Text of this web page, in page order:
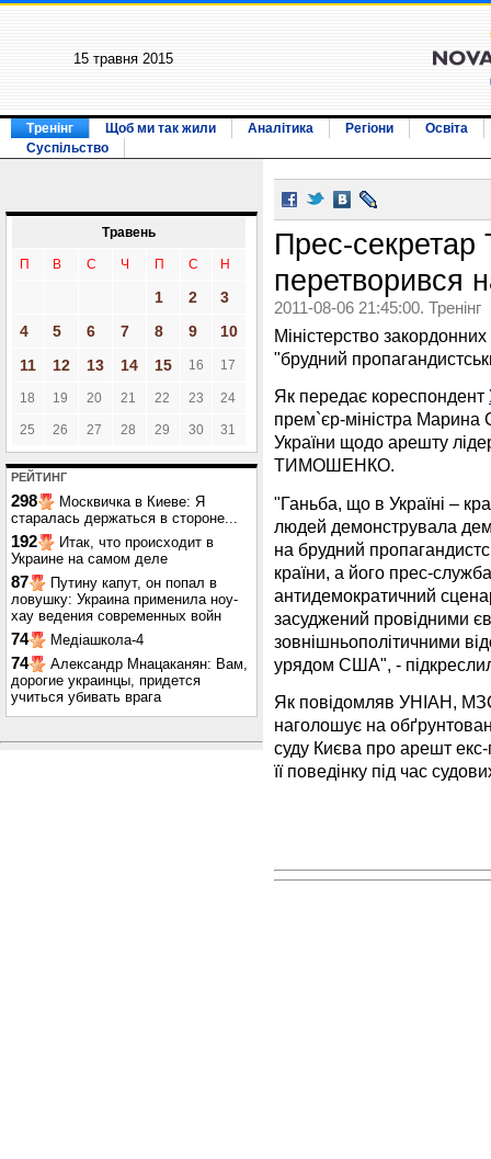
15 травня 2015
Тренінг Щоб ми так жили Аналітика Регіони
Освіта
Суспільство
Травень
П В С Ч П С Н
1 2
3
4
5 6 7 8 9
10
11
12 13 14 15 16 17
18 19 20 21 22 23 24
25 26 27 28 29 30 31
РЕЙТИНГ
298
Москвичка в Киеве: Я
старалась держаться в стороне...
192
Итак, что происходит в
Украине на самом деле
87
Путину капут, он попал в
ловушку: Украина применила ноу-
хау ведения современных войн
74 Медіашкола-4
74
Александр Мнацаканян: Вам,
дорогие украинцы, придется
учиться убивать врага
Прес-
перетворився
2011-08-06 21:45:00. Тренінг
Міністерство
"брудний
Як передає кореспондент
прем`єр-міністра
України щодо арешту
ТИМОШЕНКО.
"Ганьба, що в Україні –
людей демонструвала
на брудний
країни, а його прес-
антидемократичний
засуджений провідними
зовнішньополітичними
урядом США", -
Як повідомляв УНІАН,
наголошує на
суду Києва про арешт
її поведінку під час